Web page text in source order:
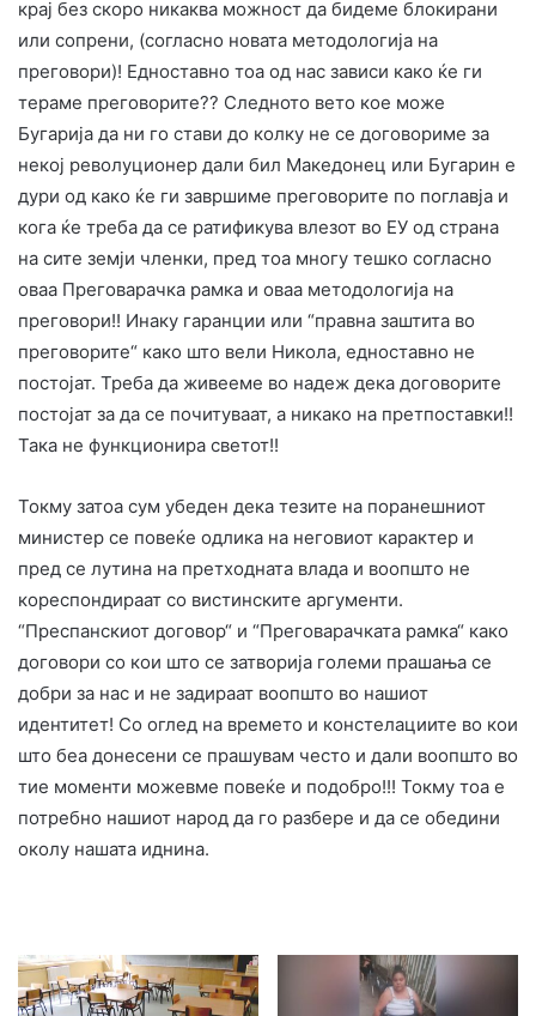
крај без скоро никаква можност да бидеме блокирани
или сопрени, (согласно новата методологија на
преговори)! Едноставно тоа од нас зависи како ќе ги
тераме преговорите?? Следното вето кое може
Бугарија да ни го стави до колку не се договориме за
некој револуционер дали бил Македонец или Бугарин е
дури од како ќе ги завршиме преговорите по поглавја и
кога ќе треба да се ратификува влезот во ЕУ од страна
на сите земји членки, пред тоа многу тешко согласно
оваа Преговарачка рамка и оваа методологија на
преговори!! Инаку гаранции или “правна заштита во
преговорите“ како што вели Никола, едноставно не
постојат. Треба да живееме во надеж дека договорите
постојат за да се почитуваат, а никако на претпоставки!!
Така не функционира светот!!
Токму затоа сум убеден дека тезите на поранешниот
министер се повеќе одлика на неговиот карактер и
пред се лутина на претходната влада и воопшто не
кореспондираат со вистинските аргументи.
“Преспанскиот договор“ и “Преговарачката рамка“ како
договори со кои што се затворија големи прашања се
добри за нас и не задираат воопшто во нашиот
идентитет! Со оглед на времето и констелациите во кои
што беа донесени се прашувам често и дали воопшто во
тие моменти можевме повеќе и подобро!!! Токму тоа е
потребно нашиот народ да го разбере и да се обедини
околу нашата иднина.